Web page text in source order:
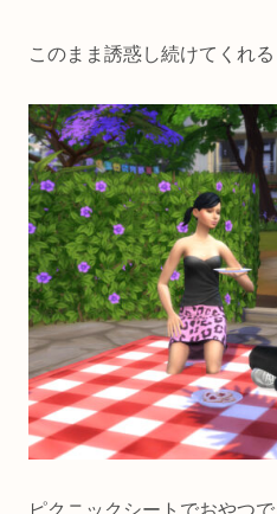
このまま誘惑し続けてくれる
ピクニックシートでおやつ